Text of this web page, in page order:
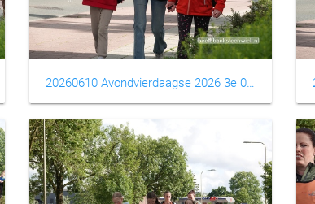
20260610 Avondvierdaagse 2026 3e 0003